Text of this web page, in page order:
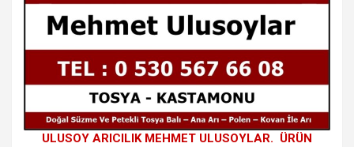
ULUSOY ARICILIK MEHMET ULUSOYLAR. ÜRÜN